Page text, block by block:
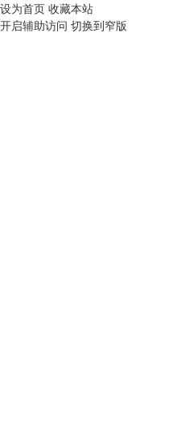
设为首页 收藏本站
开启辅助访问 切换到窄版